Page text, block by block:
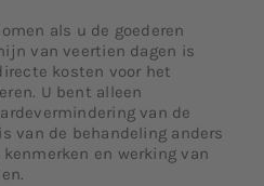
als u de goederen
van veertien dagen is
kosten voor het
U bent alleen
van de
van de behandeling anders
en werking van